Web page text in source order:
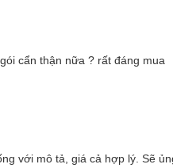
cẩn thận nữa ? rất đáng mua
với mô tả, giá cả hợp lý. Sẽ